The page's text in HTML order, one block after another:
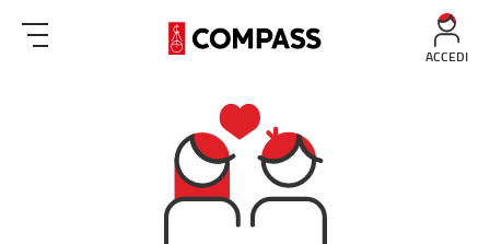
ACCEDI